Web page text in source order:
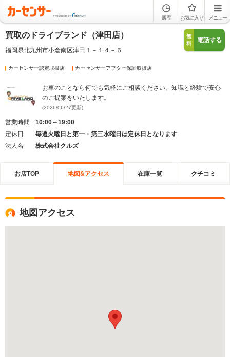
履歴 お気に入り メニュー
買取のドライブランド（津田店）
福岡県北九州市小倉南区津田１－１４－６
無
料
電話する
カーセンサー認定取扱店 カーセンサーアフター保証取扱店
お車のことなら何でも気軽にご相談ください。知識と経験で安心
のご提案をいたします。
(2026/06/27更新)
営業時間
10:00～19:00
定休日
毎週火曜日と第一・第三水曜日は定休日となります
法人名
株式会社クルズ
お店TOP 地図&アクセス 在庫一覧 クチコミ
地図アクセス